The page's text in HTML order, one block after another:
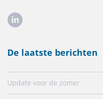
De laatste berichten
Update voor de zomer